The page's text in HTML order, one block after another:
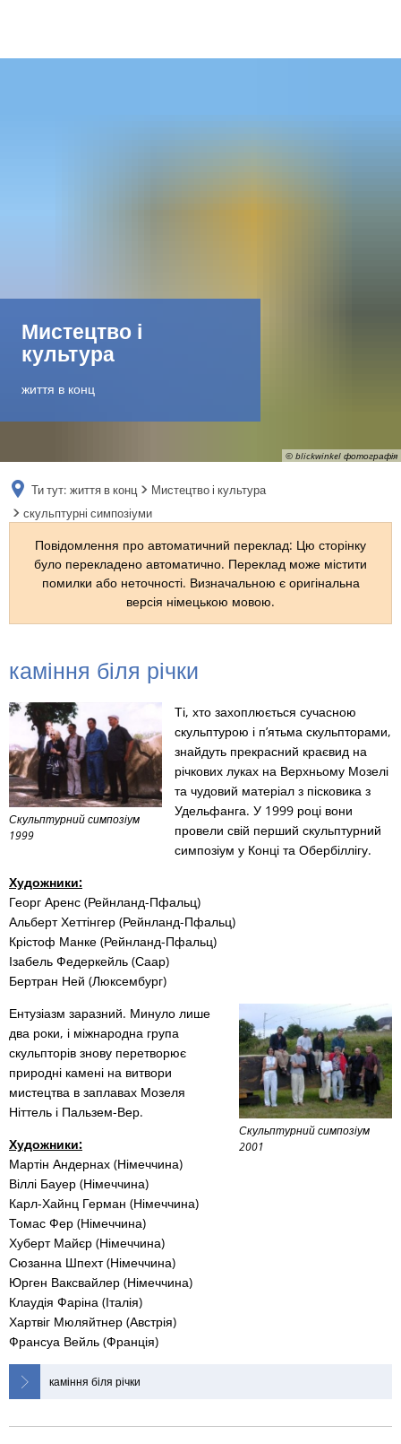
© blickwinkel фотографія
Мистецтво і
культура
життя в конц
Ти тут: життя в конц
Мистецтво і культура
скульптурні симпозіуми
Повідомлення про автоматичний переклад: Цю сторінку
було перекладено автоматично. Переклад може містити
помилки або неточності. Визначальною є оригінальна
версія німецькою мовою.
скульптурні
симпозіуми
каміння біля річки
Скульптурний симпозіум
1999
Ті, хто захоплюється сучасною
скульптурою і п’ятьма скульпторами,
знайдуть прекрасний краєвид на
річкових луках на Верхньому Мозелі
та чудовий матеріал з пісковика з
Удельфанга. У 1999 році вони
провели свій перший скульптурний
симпозіум у Конці та Обербіллігу.
Художники:
Георг Аренс (Рейнланд-Пфальц)
Альберт Хеттінгер (Рейнланд-Пфальц)
Крістоф Манке (Рейнланд-Пфальц)
Ізабель Федеркейль (Саар)
Бертран Ней (Люксембург)
Скульптурний симпозіум
2001
Ентузіазм заразний. Минуло лише
два роки, і міжнародна група
скульпторів знову перетворює
природні камені на витвори
мистецтва в заплавах Мозеля
Ніттель і Пальзем-Вер.
Художники:
Мартін Андернах (Німеччина)
Віллі Бауер (Німеччина)
Карл-Хайнц Герман (Німеччина)
Томас Фер (Німеччина)
Хуберт Майєр (Німеччина)
Сюзанна Шпехт (Німеччина)
Юрген Ваксвайлер (Німеччина)
Клаудія Фаріна (Італія)
Хартвіг Мюляйтнер (Австрія)
Франсуа Вейль (Франція)
каміння біля річки